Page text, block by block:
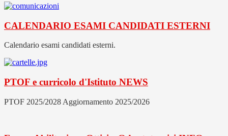
CALENDARIO ESAMI CANDIDATI ESTERNI
Calendario esami candidati esterni.
PTOF e curricolo d'Istituto NEWS
PTOF 2025/2028 Aggiornamento 2025/2026